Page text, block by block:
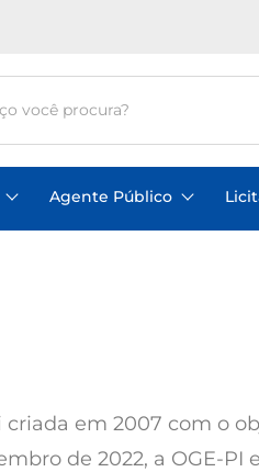
Agente Público
criada em 2007 com o
de 2022, a OGE-